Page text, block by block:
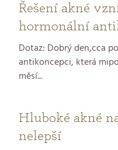
Řešení akné
hormonální
Dotaz: Dobrý den,cca
antikoncepci, která
měsí...
Hluboké akné
nelepší